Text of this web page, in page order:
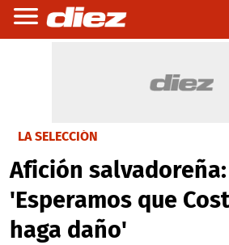
LA SELECCIÓN
Afición salvadoreña:
'Esperamos que
haga daño'